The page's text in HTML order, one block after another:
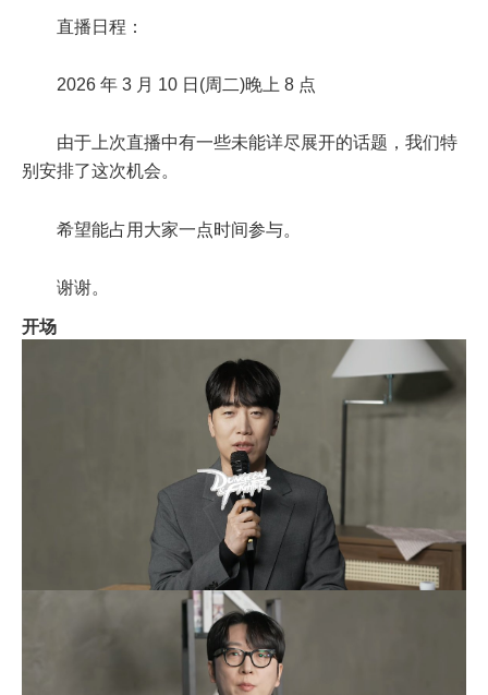
直播日程：
2026 年 3 月 10 日(周二)晚上 8 点
由于上次直播中有一些未能详尽展开的话题，我们特
别安排了这次机会。
希望能占用大家一点时间参与。
谢谢。
开场